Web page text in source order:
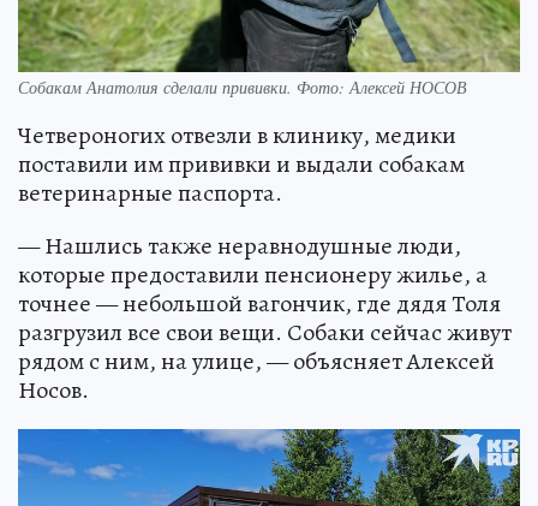
Собакам Анатолия сделали прививки. Фото: Алексей НОСОВ
Четвероногих отвезли в клинику, медики
поставили им прививки и выдали собакам
ветеринарные паспорта.
— Нашлись также неравнодушные люди,
которые предоставили пенсионеру жилье, а
точнее — небольшой вагончик, где дядя Толя
разгрузил все свои вещи. Собаки сейчас живут
рядом с ним, на улице, — объясняет Алексей
Носов.